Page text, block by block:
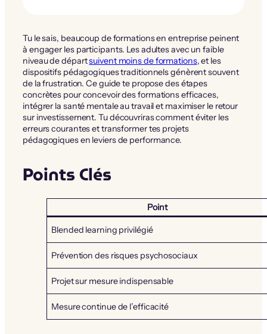
Tu le sais, beaucoup de formations en entreprise peinent
à engager les participants. Les adultes avec un faible
niveau de départsuivent moins de formations, et les
dispositifs pédagogiques traditionnels génèrent souvent
de la frustration. Ce guide te propose des étapes
concrètes pour concevoir des formations efficaces,
intégrer la santé mentale au travail et maximiser le retour
sur investissement. Tu découvriras comment éviter les
erreurs courantes et transformer tes projets
pédagogiques en leviers de performance.
Points Clés
Point
Blended learning privilégié
Prévention des risques psychosociaux
Projet sur mesure indispensable
Mesure continue de l’efficacité